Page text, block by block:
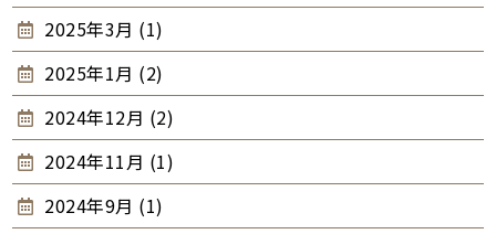
2025年3月 (1)
2025年1月 (2)
2024年12月 (2)
2024年11月 (1)
2024年9月 (1)